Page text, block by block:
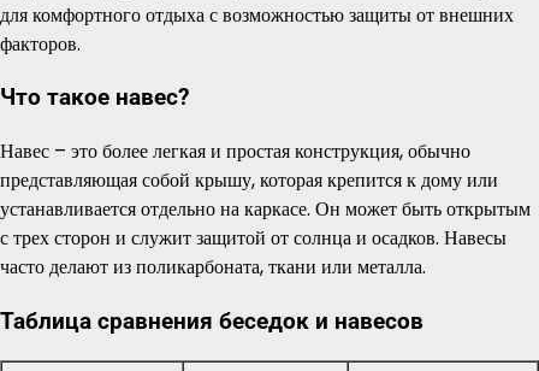
для комфортного отдыха с возможностью защиты от внешних
факторов.
Что такое навес?
Навес – это более легкая и простая конструкция, обычно
представляющая собой крышу, которая крепится к дому или
устанавливается отдельно на каркасе. Он может быть открытым
с трех сторон и служит защитой от солнца и осадков. Навесы
часто делают из поликарбоната, ткани или металла.
Таблица сравнения беседок и навесов